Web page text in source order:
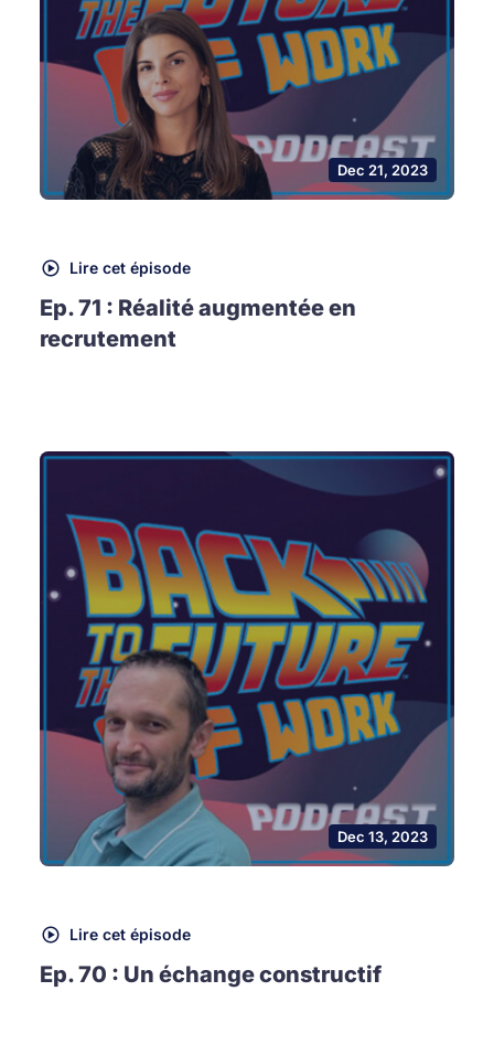
Dec 21, 2023
Lire cet épisode
Ep. 71 : Réalité augmentée en
recrutement
Dec 13, 2023
Lire cet épisode
Ep. 70 : Un échange constructif